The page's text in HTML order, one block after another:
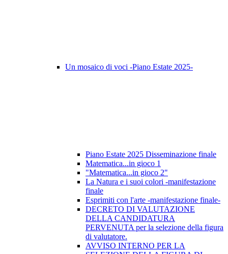
Un mosaico di voci -Piano Estate 2025-
Piano Estate 2025 Disseminazione finale
Matematica...in gioco 1
"Matematica...in gioco 2"
La Natura e i suoi colori -manifestazione
finale
Esprimiti con l'arte -manifestazione finale-
DECRETO DI VALUTAZIONE
DELLA CANDIDATURA
PERVENUTA per la selezione della figura
di valutatore.
AVVISO INTERNO PER LA